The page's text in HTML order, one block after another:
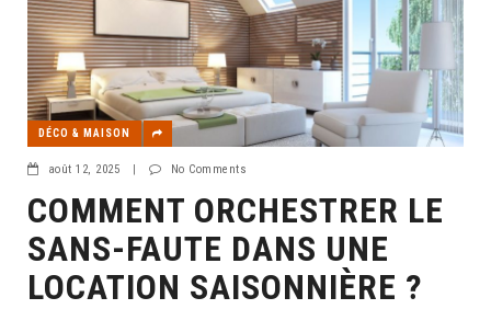
DÉCO & MAISON
août 12, 2025 | No Comments
COMMENT ORCHESTRER LE
SANS-FAUTE DANS UNE
LOCATION SAISONNIÈRE ?